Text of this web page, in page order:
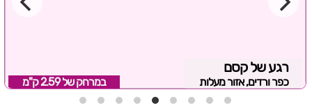
רגע של קסם
כפר ורדים, אזור מעלות במרחק של2.59 ק"מ